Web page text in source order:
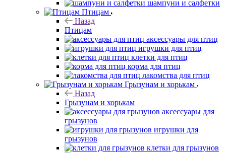
шампуни и салфетки
Птицам
Назад
Птицам
аксессуары для птиц
игрушки для птиц
клетки для птиц
корма для птиц
лакомства для птиц
Грызунам и хорькам
Назад
Грызунам и хорькам
аксессуары для
грызунов
игрушки для
грызунов
клетки для грызунов